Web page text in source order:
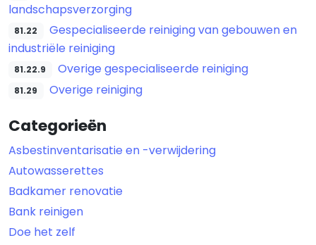
landschapsverzorging
81.22
Gespecialiseerde reiniging van gebouwen en
industriële reiniging
81.22.9 Overige gespecialiseerde reiniging
81.29 Overige reiniging
Categorieën
Asbestinventarisatie en -verwijdering
Autowasserettes
Badkamer renovatie
Bank reinigen
Doe het zelf